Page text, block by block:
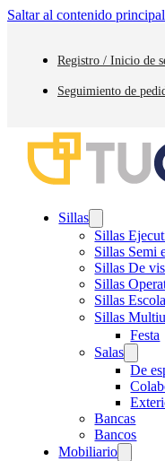
Saltar al contenido principal
Registro / Inicio de
Seguimiento de
Sillas
Sillas
Sillas Semi
Sillas De
Sillas
Sillas
Sillas
Festa
Salas
De
Bancas
Bancos
Mobiliario